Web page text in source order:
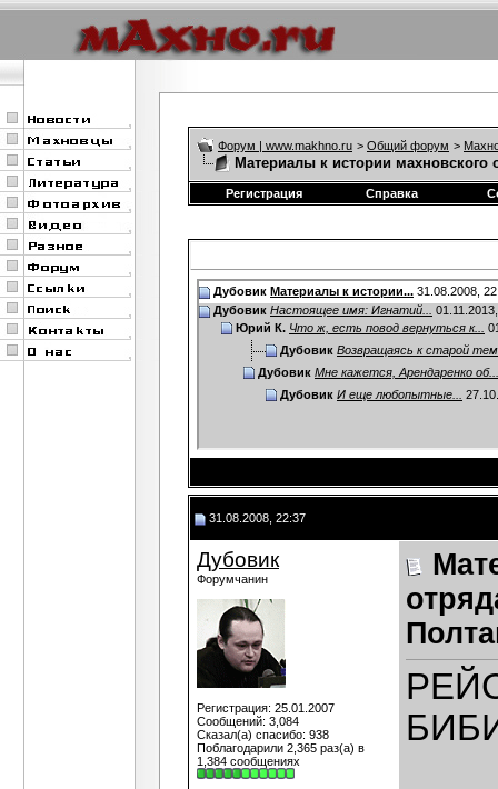
Форум | www.makhno.ru > Общий форум >
Материалы к истории махновского
Регистрация Справка
Дубовик Материалы к истории... 31.08.2008,
Дубовик Настоящее имя: Игнатий...
Юрий К. Что ж, есть повод вернуться к...
Дубовик Возвращаясь к старой
Дубовик Мне кажется, Арендаренко об...
Дубовик И еще любопытные...
31.08.2008, 22:37
Дубовик
Форумчанин
Регистрация: 25.01.2007
Сообщений: 3,084
Сказал(а) спасибо: 938
Поблагодарили 2,365 раз(а) в
1,384 сообщениях